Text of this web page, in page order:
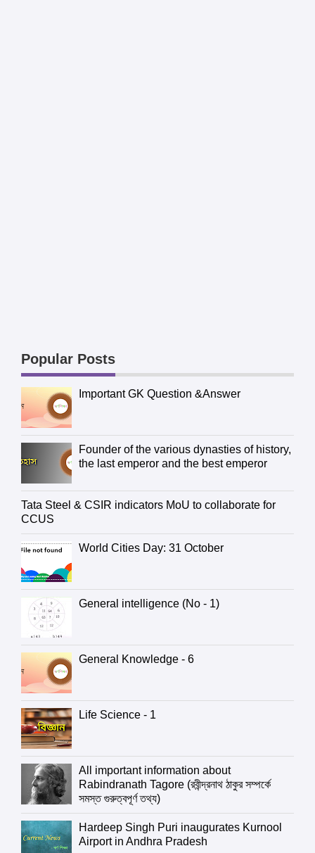
Popular Posts
Important GK Question &Answer
Founder of the various dynasties of history,
the last emperor and the best emperor
Tata Steel & CSIR indicators MoU to collaborate for
CCUS
World Cities Day: 31 October
General intelligence (No - 1)
General Knowledge - 6
Life Science - 1
All important information about
Rabindranath Tagore (রবীন্দ্রনাথ ঠাকুর সম্পর্কে
সমস্ত গুরুত্বপূর্ণ তথ্য)
Hardeep Singh Puri inaugurates Kurnool
Airport in Andhra Pradesh